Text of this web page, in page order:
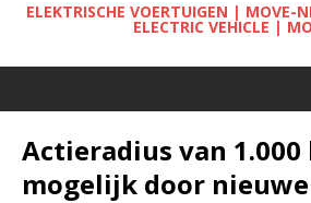
ELEKTRISCHE VOERTUIGEN |
ELECTRIC VEHICLE |
Actieradius van
mogelijk door